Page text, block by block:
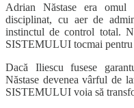
Adrian Năstase era omul
disciplinat, cu aer de
instinctul de control total.
SISTEMULUI tocmai pentru
Dacă Iliescu fusese
Năstase devenea vârful de
SISTEMULUI voia să